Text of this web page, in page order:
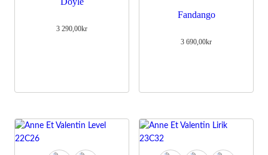
3 290,00kr
Fandango
3 690,00kr